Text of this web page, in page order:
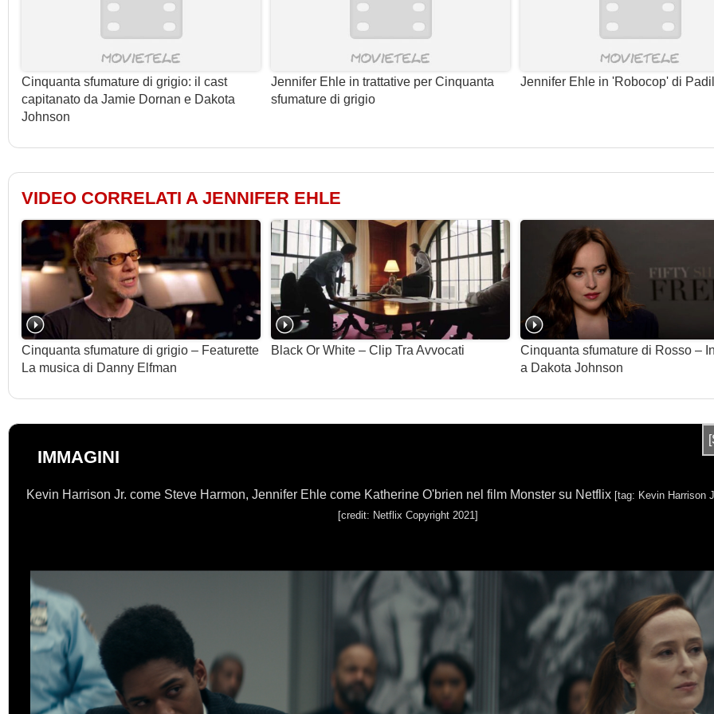
Cinquanta sfumature di grigio: il cast
capitanato da Jamie Dornan e Dakota
Johnson
Jennifer Ehle in trattative per Cinquanta
sfumature di grigio
Jennifer Ehle in 'Robocop' di
VIDEO CORRELATI A JENNIFER EHLE
Cinquanta sfumature di grigio – Featurette
La musica di Danny Elfman
Black Or White – Clip Tra Avvocati
Cinquanta sfumature di Rosso –
a Dakota Johnson
IMMAGINI
Kevin Harrison Jr. come Steve Harmon, Jennifer Ehle come Katherine O'brien nel film Monster su Netflix [tag: Kevin Harrison
[credit: Netflix Copyright 2021]